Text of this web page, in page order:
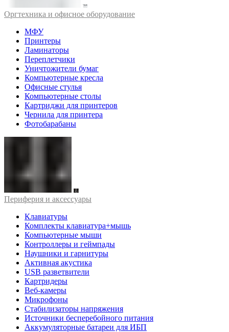
Оргтехника и офисное оборудование
МФУ
Принтеры
Ламинаторы
Переплетчики
Уничтожители бумаг
Компьютерные кресла
Офисные стулья
Компьютерные столы
Картриджи для принтеров
Чернила для принтера
Фотобарабаны
Периферия и аксессуары
Клавиатуры
Комплекты клавиатура+мышь
Компьютерные мыши
Контроллеры и геймпады
Наушники и гарнитуры
Активная акустика
USB разветвители
Картридеры
Веб-камеры
Микрофоны
Стабилизаторы напряжения
Источники бесперебойного питания
Аккумуляторные батареи для ИБП